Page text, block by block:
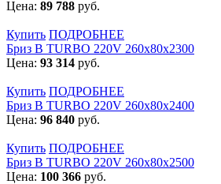
Цена: 89 788 руб.
Купить ПОДРОБНЕЕ
Бриз В TURBO 220V 260х80х2300
Цена: 93 314 руб.
Купить ПОДРОБНЕЕ
Бриз В TURBO 220V 260х80х2400
Цена: 96 840 руб.
Купить ПОДРОБНЕЕ
Бриз В TURBO 220V 260х80х2500
Цена: 100 366 руб.